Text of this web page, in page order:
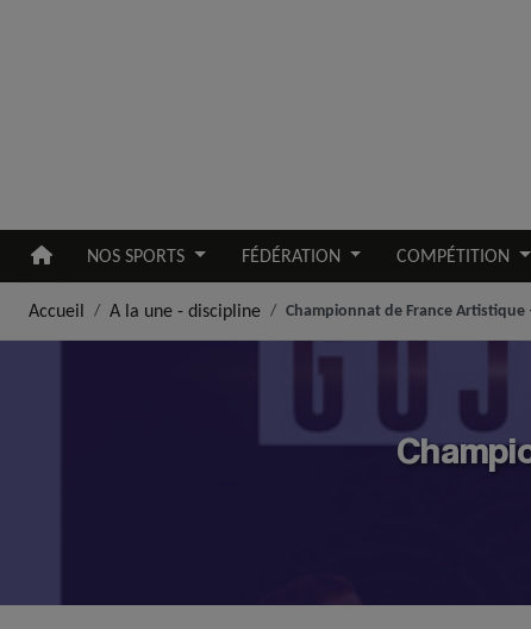
NOS SPORTS FÉDÉRATION COMPÉTITION
Accueil A la une - discipline Championnat de France Artistique